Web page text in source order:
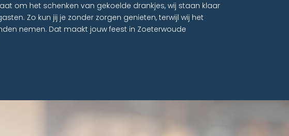
om het schenken van gekoelde drankjes, wij staan klaar
Zo kun jij je zonder zorgen genieten, terwijl wij het
nemen. Dat maakt jouw feest in Zoeterwoude